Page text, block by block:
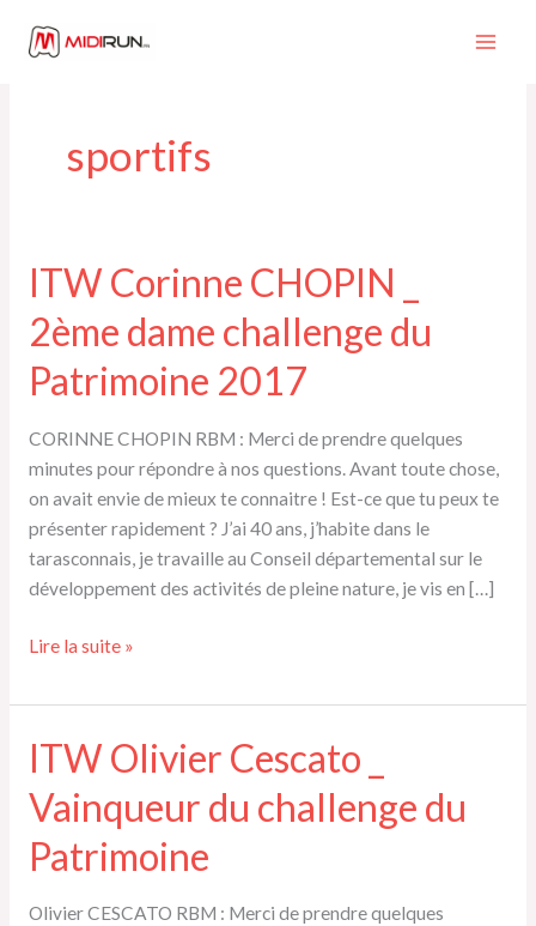
sportifs
ITW Corinne CHOPIN _
2ème dame challenge du
Patrimoine 2017
CORINNE CHOPIN RBM : Merci de prendre quelques
minutes pour répondre à nos questions. Avant toute chose,
on avait envie de mieux te connaitre ! Est-ce que tu peux te
présenter rapidement ? J’ai 40 ans, j’habite dans le
tarasconnais, je travaille au Conseil départemental sur le
développement des activités de pleine nature, je vis en […]
ITW
CHOPIN
2ème
dame
challenge
du
2017
Lire la suite »
ITW Olivier Cescato _
Vainqueur du challenge du
Patrimoine
Olivier CESCATO RBM : Merci de prendre quelques